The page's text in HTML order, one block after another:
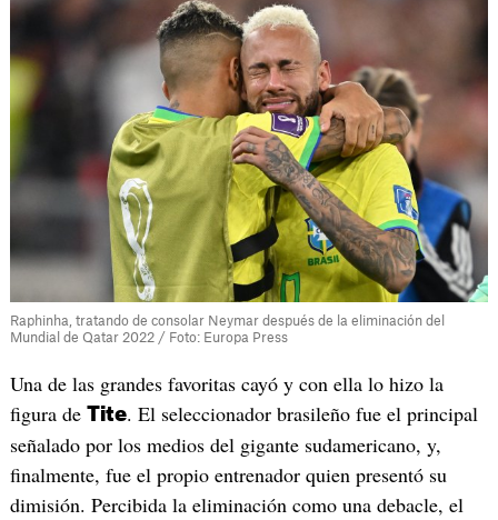
Raphinha, tratando de consolar Neymar después de la eliminación del
Mundial de Qatar 2022 / Foto: Europa Press
Una de las grandes favoritas cayó y con ella lo hizo la
figura de Tite. El seleccionador brasileño fue el principal
señalado por los medios del gigante sudamericano, y,
finalmente, fue el propio entrenador quien presentó su
dimisión. Percibida la eliminación como una debacle, el